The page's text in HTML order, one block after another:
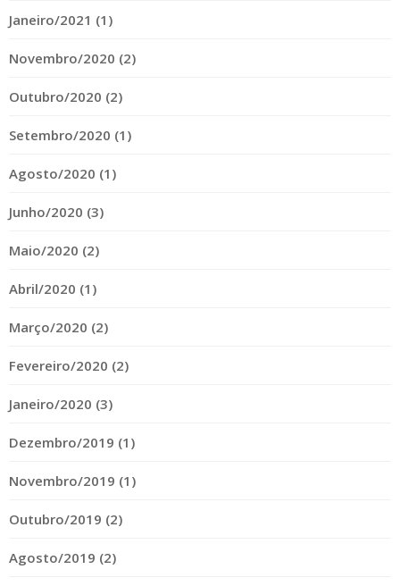
Janeiro/2021 (1)
Novembro/2020 (2)
Outubro/2020 (2)
Setembro/2020 (1)
Agosto/2020 (1)
Junho/2020 (3)
Maio/2020 (2)
Abril/2020 (1)
Março/2020 (2)
Fevereiro/2020 (2)
Janeiro/2020 (3)
Dezembro/2019 (1)
Novembro/2019 (1)
Outubro/2019 (2)
Agosto/2019 (2)